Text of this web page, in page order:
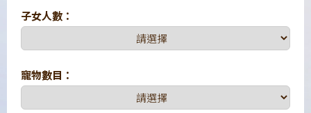
子女人數：
寵物數目：